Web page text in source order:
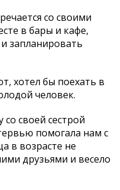
со своими
в бары и кафе,
запланировать
хотел бы поехать в
человек.
своей сестрой
помогала нам с
в возрасте не
друзьями и весело